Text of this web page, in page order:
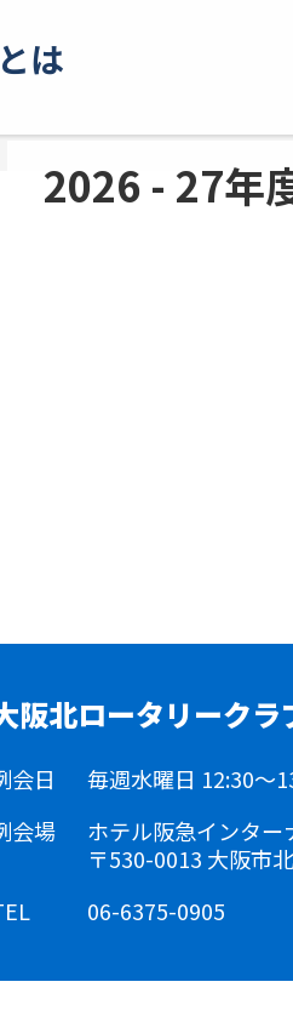
は
2026 - 27年
阪北ロータリークラ
会日
毎週水曜日 12:30～
会場
ホテル阪急インター
〒530-0013 大阪市
06-6375-0905